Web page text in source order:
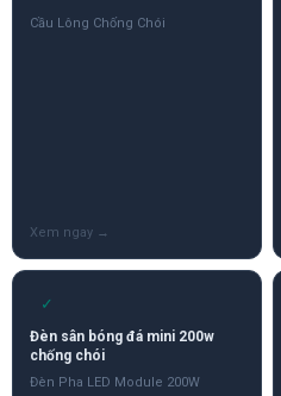
Cầu Lông Chống Chói
✓
Đèn sân bóng đá mini 200w
chống chói
Đèn Pha LED Module 200W